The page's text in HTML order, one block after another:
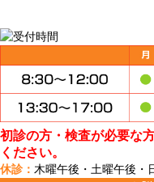
初診の方・検査が必要な
ください。
休診： 木曜午後・土曜午後・